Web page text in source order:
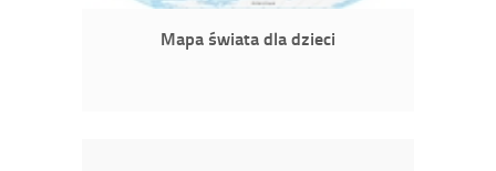
Mapa świata dla dzieci